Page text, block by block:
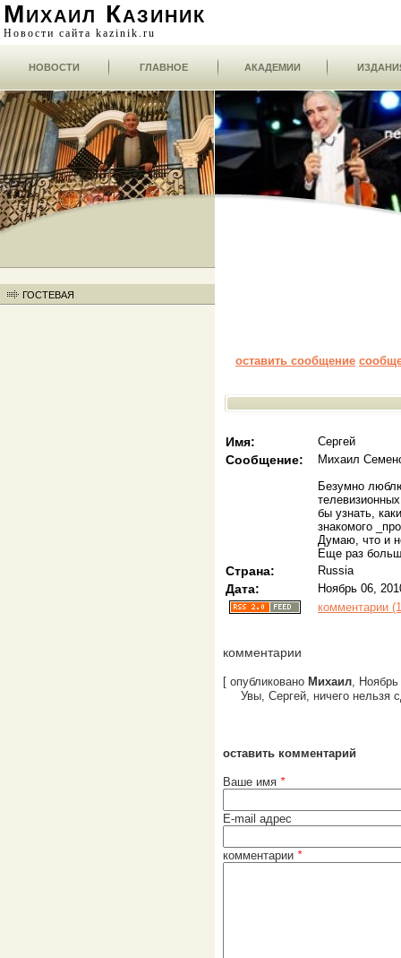
Михаил Казиник
Новости сайта kazinik.ru
НОВОСТИ ГЛАВНОЕ АКАДЕМИИ
ГОСТЕВАЯ
оставить сообщение
Имя: Сергей
Сообщение:
Михаил
Безумно
бы узнать,
знакомого
Думаю, что и
Еще раз
Страна: Russia
Дата:
Ноябрь 06,
комментарии
комментарии
[ опубликовано Михаил,
Увы, Сергей, ничего нельзя
оставить комментарий
Ваше имя *
E-mail адрес
комментарии *